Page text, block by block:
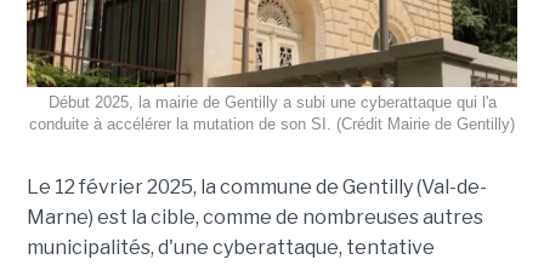
Début 2025, la mairie de Gentilly a subi une cyberattaque qui l'a
conduite à accélérer la mutation de son SI. (Crédit Mairie de Gentilly)
Le 12 février 2025, la commune de Gentilly (Val-de-
Marne) est la cible, comme de nombreuses autres
municipalités, d'une cyberattaque, tentative